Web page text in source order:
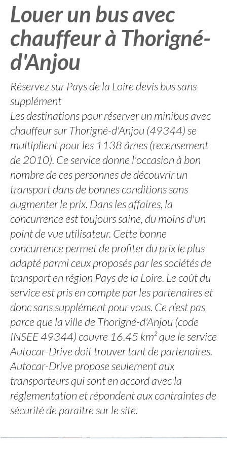
Louer un bus avec
chauffeur à Thorigné-
d'Anjou
Réservez sur Pays de la Loire devis bus sans
supplément
Les destinations pour réserver un minibus avec
chauffeur sur Thorigné-d'Anjou (49344) se
multiplient pour les 1138 âmes (recensement
de 2010). Ce service donne l'occasion à bon
nombre de ces personnes de découvrir un
transport dans de bonnes conditions sans
augmenter le prix. Dans les affaires, la
concurrence est toujours saine, du moins d'un
point de vue utilisateur. Cette bonne
concurrence permet de profiter du prix le plus
adapté parmi ceux proposés par les sociétés de
transport en région Pays de la Loire. Le coût du
service est pris en compte par les partenaires et
donc sans supplément pour vous. Ce n’est pas
parce que la ville de Thorigné-d'Anjou (code
INSEE 49344) couvre 16.45 km² que le service
Autocar-Drive doit trouver tant de partenaires.
Autocar-Drive propose seulement aux
transporteurs qui sont en accord avec la
réglementation et répondent aux contraintes de
sécurité de paraitre sur le site.